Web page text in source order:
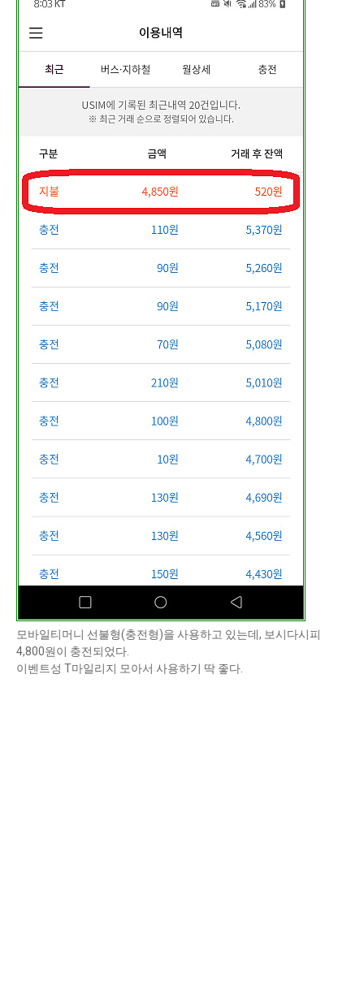
모바일티머니 선불형(충전형)을 사용하고 있는데, 보시다시피
4,800원이 충전되었다.
이벤트성 T마일리지 모아서 사용하기 딱 좋다.